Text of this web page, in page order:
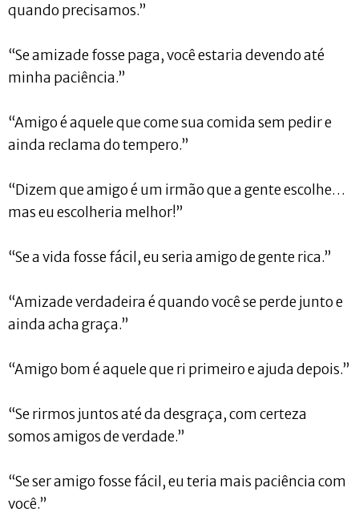
quando precisamos.”
“Se amizade fosse paga, você estaria devendo até
minha paciência.”
“Amigo é aquele que come sua comida sem pedir e
ainda reclama do tempero.”
“Dizem que amigo é um irmão que a gente escolhe…
mas eu escolheria melhor!”
“Se a vida fosse fácil, eu seria amigo de gente rica.”
“Amizade verdadeira é quando você se perde junto e
ainda acha graça.”
“Amigo bom é aquele que ri primeiro e ajuda depois.”
“Se rirmos juntos até da desgraça, com certeza
somos amigos de verdade.”
“Se ser amigo fosse fácil, eu teria mais paciência com
você.”